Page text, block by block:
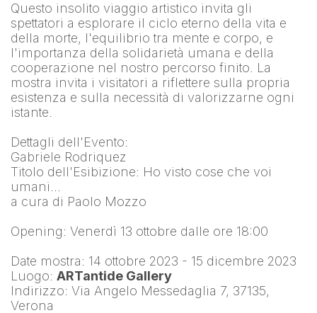
Questo insolito viaggio artistico invita gli
spettatori a esplorare il ciclo eterno della vita e
della morte, l'equilibrio tra mente e corpo, e
l'importanza della solidarietà umana e della
cooperazione nel nostro percorso finito. La
mostra invita i visitatori a riflettere sulla propria
esistenza e sulla necessità di valorizzarne ogni
istante.
Dettagli dell'Evento:
Gabriele Rodriquez
Titolo dell'Esibizione: Ho visto cose che voi
umani…
a cura di Paolo Mozzo
Opening: Venerdì 13 ottobre dalle ore 18:00
Date mostra: 14 ottobre 2023 - 15 dicembre 2023
Luogo: ARTantide Gallery
Indirizzo: Via Angelo Messedaglia 7, 37135,
Verona